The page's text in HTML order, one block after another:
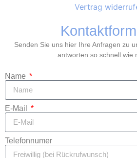
Vertrag
Senden Sie uns hier Ihre Anfragen zu
antworten so schnell wie
Name
E-Mail
Telefonnumer